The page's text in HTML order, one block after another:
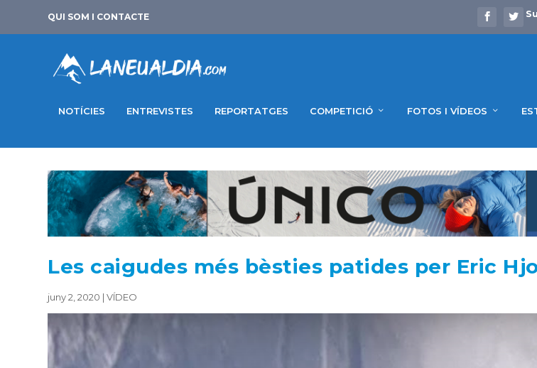
QUI SOM I CONTACTE
NOTÍCIES ENTREVISTES REPORTATGES COMPETICIÓ FOTOS I VÍDEOS
Les caigudes més bèsties patides per Eric
juny 2, 2020 |VÍDEO